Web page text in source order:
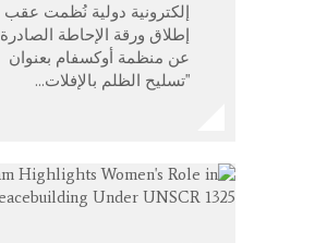
إلكترونية دولية نُظمت عقب
إطلاق ورقة الإحاطة الصادرة
عن منظمة أوكسفام بعنوان
"تسليح الظلم بالإفلات…